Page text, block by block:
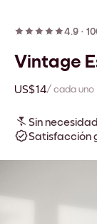
4.9 ·
Vintage
US$14/ cada uno
Sin
Satisfacción